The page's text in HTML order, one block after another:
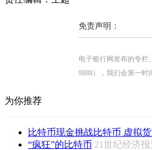
免责声明：
电子银行网发布的专栏
9888），我们会第一时
为你推荐
比特币现金挑战比特币 虚拟
“疯狂”的比特币 21世纪经济